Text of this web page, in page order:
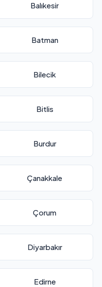
Balıkesir
Batman
Bilecik
Bitlis
Burdur
Çanakkale
Çorum
Diyarbakır
Edirne